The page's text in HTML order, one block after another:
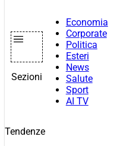
Sezioni
Economia
Corporate
Politica
Esteri
News
Salute
Sport
AI TV
Tendenze